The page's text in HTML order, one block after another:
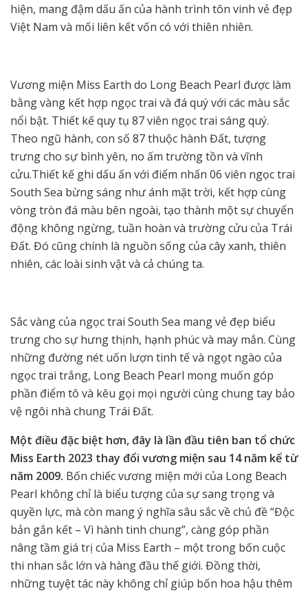
hiện, mang đậm dấu ấn của hành trình tôn vinh vẻ đẹp
Việt Nam và mối liên kết vốn có với thiên nhiên.
Vương miện Miss Earth do Long Beach Pearl được làm
bằng vàng kết hợp ngọc trai và đá quý với các màu sắc
nổi bật. Thiết kế quy tụ 87 viên ngọc trai sáng quý.
Theo ngũ hành, con số 87 thuộc hành Đất, tượng
trưng cho sự bình yên, no ấm trường tồn và vĩnh
cửu.Thiết kế ghi dấu ấn với điểm nhấn 06 viên ngọc trai
South Sea bừng sáng như ánh mặt trời, kết hợp cùng
vòng tròn đá màu bên ngoài, tạo thành một sự chuyển
động không ngừng, tuần hoàn và trường cửu của Trái
Đất. Đó cũng chính là nguồn sống của cây xanh, thiên
nhiên, các loài sinh vật và cả chúng ta.
Sắc vàng của ngọc trai South Sea mang vẻ đẹp biểu
trưng cho sự hưng thịnh, hạnh phúc và may mắn. Cùng
những đường nét uốn lượn tinh tế và ngọt ngào của
ngọc trai trắng, Long Beach Pearl mong muốn góp
phần điểm tô và kêu gọi mọi người cùng chung tay bảo
vệ ngôi nhà chung Trái Đất.
Một điều đặc biệt hơn, đây là lần đầu tiên ban tổ chức
Miss Earth 2023 thay đổi vương miện sau 14 năm kể từ
năm 2009. Bốn chiếc vương miện mới của Long Beach
Pearl không chỉ là biểu tượng của sự sang trọng và
quyền lực, mà còn mang ý nghĩa sâu sắc về chủ đề “Độc
bản gắn kết – Vì hành tinh chung”, càng góp phần
nâng tầm giá trị của Miss Earth – một trong bốn cuộc
thi nhan sắc lớn và hàng đầu thế giới. Đồng thời,
những tuyệt tác này không chỉ giúp bốn hoa hậu thêm